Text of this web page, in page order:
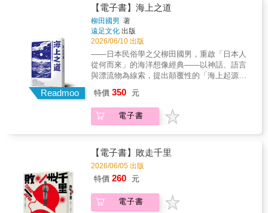
如何形成漫畫版加入了二戰發生前的【前編】
與【後編】，像是電影的「前傳」，包括1853
年幕末的「尊皇攘夷」事件，1860年櫻田門外
之變。接著來到明治天皇即位開始討幕，經歷
了1868年戊辰戰爭、1877年西南戰爭等，武士
被收編成為軍隊，形成了長州派系的陸軍與薩
摩派系的海軍兩大陣營，軍權因此坐大。其他
像是1932年5月15日，青年軍官射殺當時試圖裁
軍的犬養毅首相的「五一五事件」；1936年2月
占領警視廳與陸軍省等地長達四天的「二二六
事件」，這些軍隊動亂及把持政局的事件，在
漫畫中都有充分敘述。◎批判軍國主義導致日
於軍隊長久把持日本政局，最終使日本從「尊
皇攘夷」演變成侵略他國的軍國主義國家，爆
發太平洋戰爭，終招致廣島、長崎被投放原子
幕府時期的武士精神，不論是發動了包圍天皇
的政變或是強迫國民接受軍國教育，以致最終
發日本、中國、韓國、臺灣等亞洲國家的政治
糾葛及外交紛爭。東京大審從未遠去，我們都
還生活在它所締造的戰後秩序。為了完整還原
這場世紀大審的複雜與細緻，本書作者耗費十
年時間，考察七國史料與十八座檔案館，深入
訪談多位親歷者後代，寫出這部生動鮮明、面
面俱到且氣勢恢弘的巨作。書中不僅分析法律
的影響，更刻劃出各方參與者所面對的人性考
驗。這是你我都可能聽過、卻未曾真正理解的
一段過去。東亞歷史正在翻開新的一頁，中國
或將崛起，日本希冀修憲，美國已然重返亞
刻，比現在更需要重新認識東京大審，那一奠
定戰後秩序至今的關鍵時刻。本書特色 ◎過去
讀不懂的，如今全明白了：當今亞洲的國際糾
紛，絕大多數都可以追溯到二戰終局時發生的
「東京大審判」這一關鍵性的歷史事件。從臺
籍日本兵、南京大屠殺、慰安婦、釣魚台、日
皇室血脈從神話時代便綿延至今。然而，這種
封閉的史觀忽視了日本列島與東亞世界的連
動。在岡田英弘的視野中，歷史是人為的產
物，表現的是書寫者的主張。日本史的誕生，
本質上是「史學敘事」的誕生。岡田英弘於是
在《日本史的誕生》一書中，針對中國史書
（如〈魏志倭人傳〉）、日本史書（如《日本
書紀》）與韓國史書（如《三國史記》》展開
比對與剖析，顛覆日本人的古史迷思，指出打
大的「外壓」。西元660年代，面對強大的唐帝
國與新羅聯軍威脅，引發了空前的亡國危機，
迫使列島統治者為了在唐朝建立的國際秩序中
仿唐朝律令制度，正式將國號由「倭」改為
「日本」，並創造了「天皇」稱號以確立內部
的統一權威。《日本史的誕生》從絲路貿易、
重新建構日本國崛起的路徑；不僅深度分析中
日韓史籍中的政治性質，還原其背後的書寫動
Readmoo
【電子書】海上之道
柳田國男 著
遠足文化 出版
2026/06/10 出版
——日本民俗學之父柳田國男，重啟「日本人
從何而來」的海洋想像經典——以神話、語言
與漂流物為線索，提出顛覆性的「海上起源」
的隱形通道，挑戰單一歷史路徑，開啟另一種
島嶼文明的觀看方式。------------島嶼之間，是否
曾有一條被遺忘的道路？那些隨海漂流而來的
發，試圖追問：日本人，究竟從何而來？當歷
史沒有留下答案，我們是否還能從風與海之中
尋找線索？這不只是關於日本的起源，也是一
場關於島嶼與人類的想像實驗。海，從來不只
是邊界，海，是一條道路，一條承載著人群遷
徙、文化傳播與想像生成的隱形路徑。從沖繩
特價 350 元
電子書
【電子書】敗走千里
2026/06/05 出版
特價 260 元
電子書